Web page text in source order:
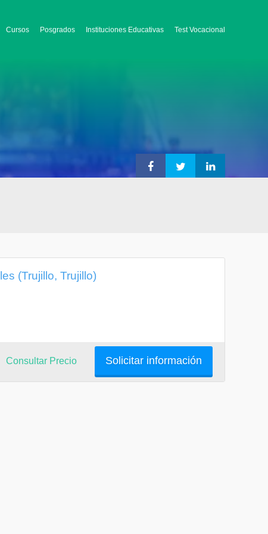
Cursos Posgrados Instituciones Educativas Test Vocacional
(Trujillo, Trujillo)
Solicitar información
Consultar Precio